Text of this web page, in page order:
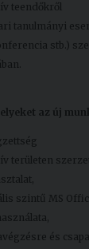
teendőkről
tanulmányi
stb.)
az új
területen
szintű MS
és